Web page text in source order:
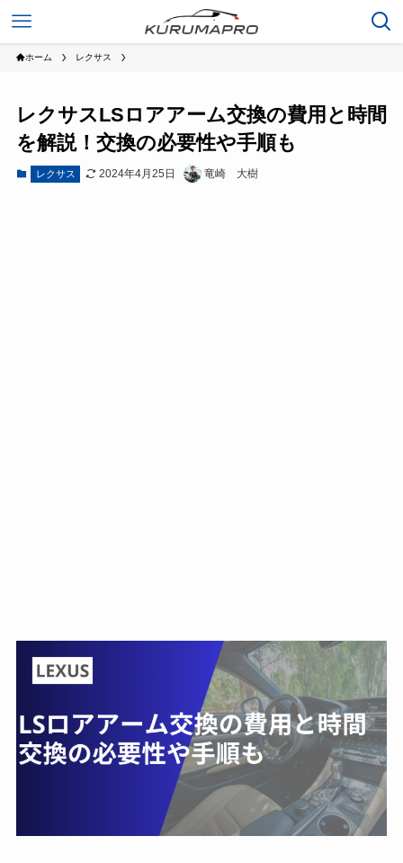
ホーム レクサス
レクサスLSロアアーム交換の費用と時間
を解説！交換の必要性や手順も
レクサス 2024年4月25日 竜崎 大樹